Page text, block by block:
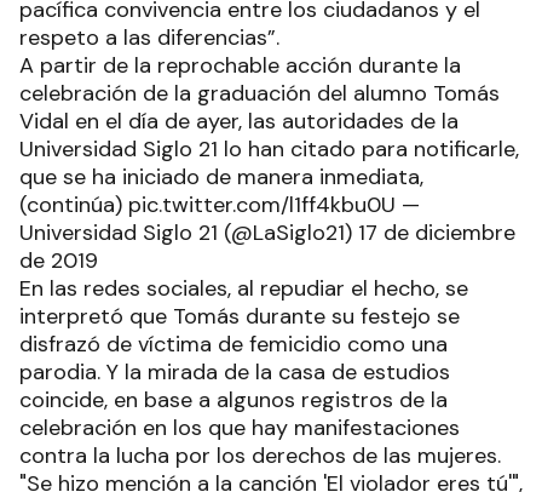
pacífica convivencia entre los ciudadanos y el
respeto a las diferencias”.
A partir de la reprochable acción durante la
celebración de la graduación del alumno Tomás
Vidal en el día de ayer, las autoridades de la
Universidad Siglo 21 lo han citado para notificarle,
que se ha iniciado de manera inmediata,
(continúa) pic.twitter.com/l1ff4kbu0U —
Universidad Siglo 21 (@LaSiglo21) 17 de diciembre
de 2019
En las redes sociales, al repudiar el hecho, se
interpretó que Tomás durante su festejo se
disfrazó de víctima de femicidio como una
parodia. Y la mirada de la casa de estudios
coincide, en base a algunos registros de la
celebración en los que hay manifestaciones
contra la lucha por los derechos de las mujeres.
"Se hizo mención a la canción 'El violador eres tú'",